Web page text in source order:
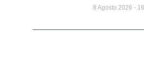
8 Agosto 2026